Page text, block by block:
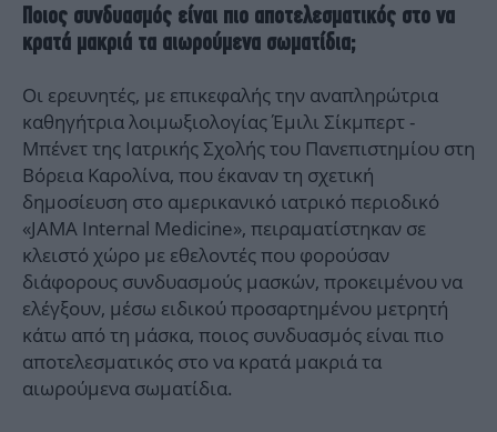
Ποιος συνδυασμός είναι πιο αποτελεσματικός στο να
κρατά μακριά τα αιωρούμενα σωματίδια;
Οι ερευνητές, με επικεφαλής την αναπληρώτρια
καθηγήτρια λοιμωξιολογίας Έμιλι Σίκμπερτ -
Μπένετ της Ιατρικής Σχολής του Πανεπιστημίου στη
Βόρεια Καρολίνα, που έκαναν τη σχετική
δημοσίευση στο αμερικανικό ιατρικό περιοδικό
«JAMA Internal Medicine», πειραματίστηκαν σε
κλειστό χώρο με εθελοντές που φορούσαν
διάφορους συνδυασμούς μασκών, προκειμένου να
ελέγξουν, μέσω ειδικού προσαρτημένου μετρητή
κάτω από τη μάσκα, ποιος συνδυασμός είναι πιο
αποτελεσματικός στο να κρατά μακριά τα
αιωρούμενα σωματίδια.